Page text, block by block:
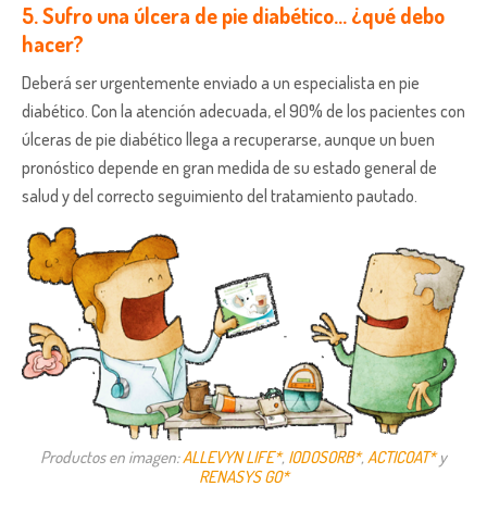
5. Sufro una úlcera de pie diabético… ¿qué debo
hacer?
Deberá ser urgentemente enviado a un especialista en pie
diabético. Con la atención adecuada, el 90% de los pacientes con
úlceras de pie diabético llega a recuperarse, aunque un buen
pronóstico depende en gran medida de su estado general de
salud y del correcto seguimiento del tratamiento pautado.
Productos en imagen:ALLEVYN LIFE*, IODOSORB*, ACTICOAT*y
RENASYS GO*